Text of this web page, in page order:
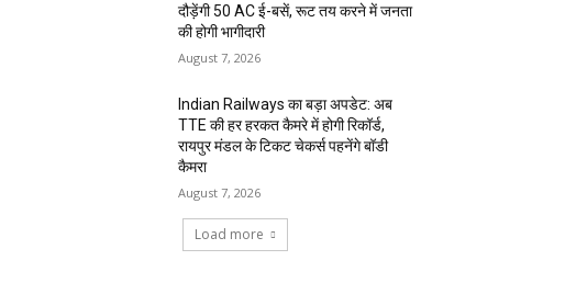
दौड़ेंगी 50 AC ई-बसें, रूट तय करने में जनता
की होगी भागीदारी
August 7, 2026
Indian Railways का बड़ा अपडेट: अब
TTE की हर हरकत कैमरे में होगी रिकॉर्ड,
रायपुर मंडल के टिकट चेकर्स पहनेंगे बॉडी
कैमरा
August 7, 2026
Load more